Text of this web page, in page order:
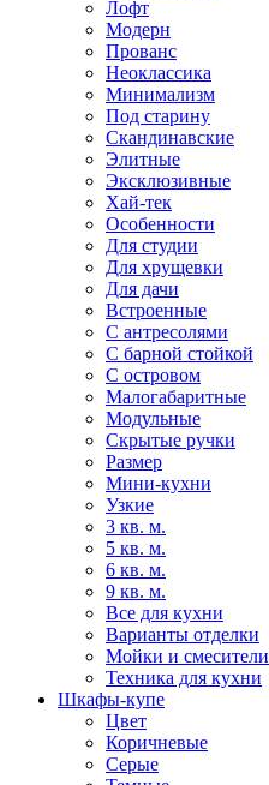
Лофт
Модерн
Прованс
Неоклассика
Минимализм
Под старину
Скандинавские
Элитные
Эксклюзивные
Хай-тек
Особенности
Для студии
Для хрущевки
Для дачи
Встроенные
С антресолями
С барной стойкой
С островом
Малогабаритные
Модульные
Скрытые ручки
Размер
Мини-кухни
Узкие
3 кв. м.
5 кв. м.
6 кв. м.
9 кв. м.
Все для кухни
Варианты отделки
Мойки и смесители
Техника для кухни
Шкафы-купе
Цвет
Коричневые
Серые